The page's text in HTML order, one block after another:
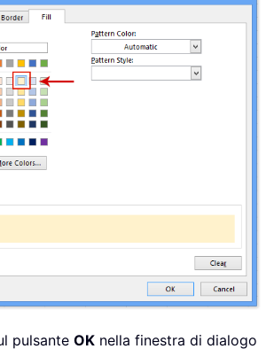
pulsante OK nella finestra di dialogo